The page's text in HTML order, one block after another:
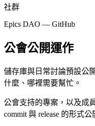
社群
Epics DAO — GitHub
公會公開運作
儲存庫與日常討論預設公
什麼、哪裡需要幫忙。
公會支持的專案，以及成
commit 與 release 的形式